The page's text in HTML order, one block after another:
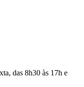
das 8h30 às 17h e